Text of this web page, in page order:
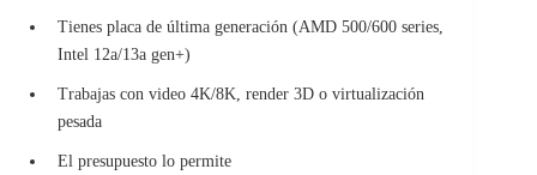
Tienes placa de última generación (AMD 500/600 series,
Intel 12a/13a gen+)
Trabajas con video 4K/8K, render 3D o virtualización
pesada
El presupuesto lo permite